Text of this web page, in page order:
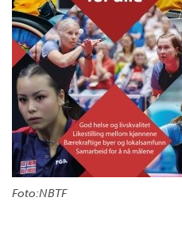
Foto:NBTF